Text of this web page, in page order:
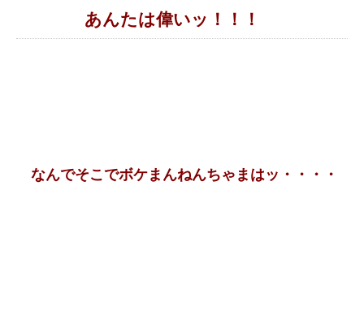
あんたは偉いッ！！！
なんでそこでボケまんねんちゃまはッ・・・・